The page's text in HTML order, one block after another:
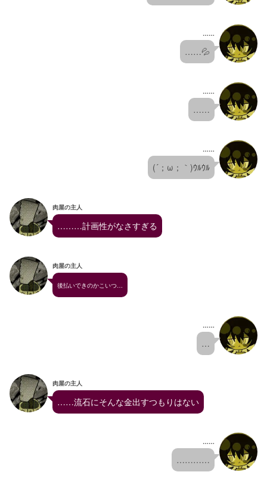
……
……💦
……
……
……
(´；ω；｀)ｳﾙｳﾙ
肉屋の主人
………計画性がなさすぎる
肉屋の主人
後払いできのかこいつ…
……
…
肉屋の主人
……流石にそんな金出すつもりはない
……
…………